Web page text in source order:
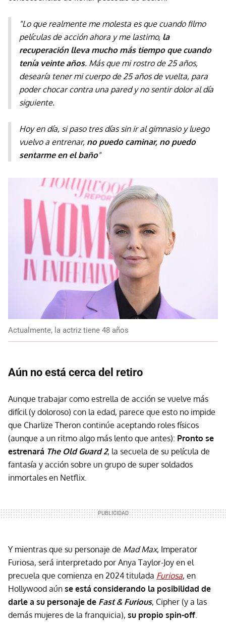
"Lo que realmente me molesta es que cuando filmo
películas de acción ahora y me lastimo, la
recuperación lleva mucho más tiempo que cuando
tenía veinte años. Más que mi rostro de 25 años,
desearía tener mi cuerpo de 25 años de vuelta, para
poder chocar contra una pared y no sentir dolor al día
siguiente.
Hoy en día, si paso tres días sin ir al gimnasio y luego
vuelvo a entrenar, no puedo caminar, no puedo
sentarme en el baño"
Actualmente, la actriz tiene 48 años
Aún no está cerca del retiro
Aunque trabajar como estrella de acción se vuelve más
difícil (y doloroso) con la edad, parece que esto no impide
que Charlize Theron continúe aceptando roles físicos
(aunque a un ritmo algo más lento que antes): Pronto se
estrenará The Old Guard 2, la secuela de su película de
fantasía y acción sobre un grupo de super soldados
inmortales en Netflix.
Y mientras que su personaje de Mad Max, Imperator
Furiosa, será interpretado por Anya Taylor-Joy en el
precuela que comienza en 2024 titulada Furiosa, en
Hollywood aún se está considerando la posibilidad de
darle a su personaje de Fast & Furious, Cipher (y a las
demás mujeres de la franquicia), su propio spin-off